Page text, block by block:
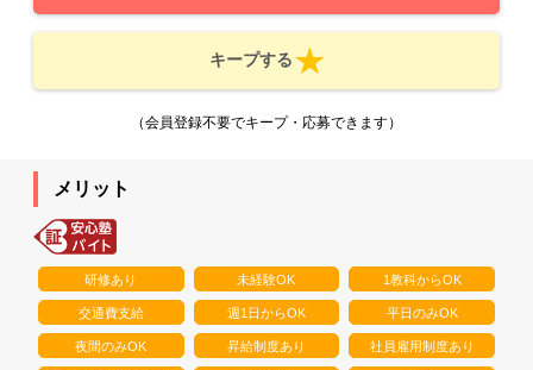
キープする
（会員登録不要でキープ・応募できます）
メリット
研修あり 未経験OK 1教科からOK
交通費支給 週1日からOK 平日のみOK
夜間のみOK 昇給制度あり 社員雇用制度あり